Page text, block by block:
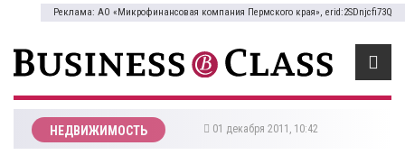
Реклама: АО «Микрофинансовая компания Пермского края», erid:2SDnjcfi73Q
НЕДВИЖИМОСТЬ 01 декабря 2011, 10:42